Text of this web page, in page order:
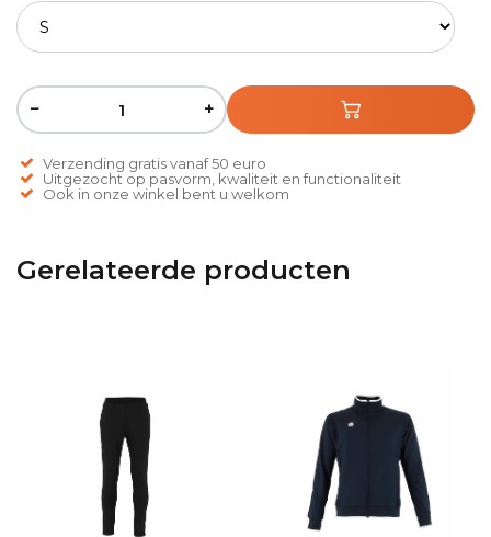
− +
Verzending gratis vanaf 50 euro
Uitgezocht op pasvorm, kwaliteit en functionaliteit
Ook in onze winkel bent u welkom
Gerelateerde producten